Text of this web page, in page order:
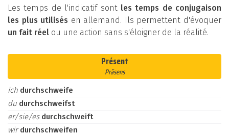
Les temps de l'indicatif sont les temps de conjugaison
les plus utilisés en allemand. Ils permettent d'évoquer
un fait réel ou une action sans s'éloigner de la réalité.
Présent
Präsens
ich durchschweife
du durchschweifst
er/sie/es durchschweift
wirdurchschweifen